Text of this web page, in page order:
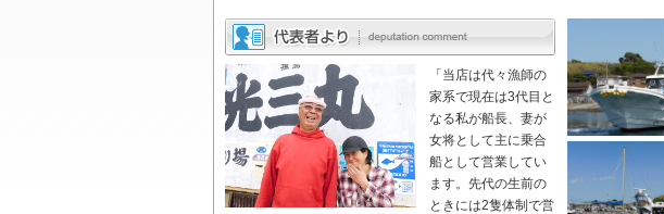
「当店は代々漁師の
家系で現在は3代目と
なる私が船長、妻が
女将として主に乗合
船として営業してい
ます。先代の生前の
ときには2隻体制で営